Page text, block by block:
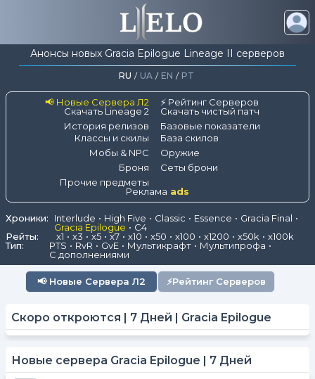
Анонсы новых Gracia Epilogue Lineage II серверов
RU / UA / EN / PT
📢 Новые Сервера Л2
⚡ Рейтинг Серверов
Скачать Lineage 2
Скачать чистый патч
История релизов
Базовые показатели
Классы и скилы
База скилов
Мобы & NPC
Оружие
Броня
Сеты брони
Прочие предметы
Реклама ads
Хроники: Interlude High Five Classic Essence
Gracia Final
Gracia Epilogue
C4
Рейты:
x1 x3 x5 x7 x10 x50 x100 x1200 x50k
x100k
Тип:
PTS RvR GvE Мультикрафт
Мультипрофа
С дополнениями
📢 Новые Сервера Л2 ⚡Рейтинг Серверов
Скоро откроются | 7 Дней | Gracia Epilogue
Новые сервера Gracia Epilogue | 7 Дней